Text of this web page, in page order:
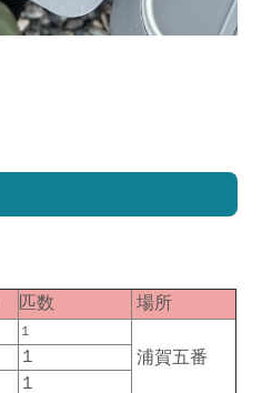
匹数 場所
１
浦賀五番
１
１